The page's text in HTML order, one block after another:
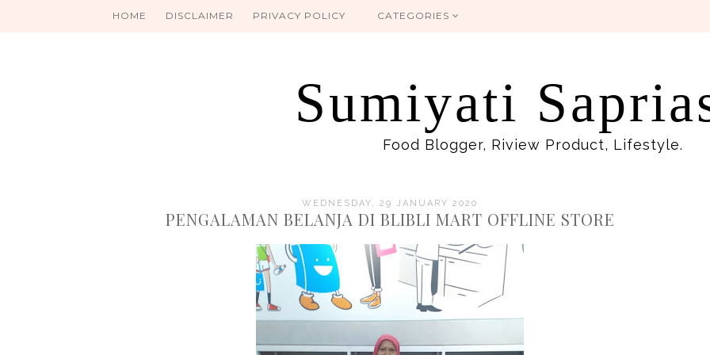
HOME DISCLAIMER PRIVACY POLICY CATEGORIES
Sumiyati
Food Blogger, Riview Product, Lifestyle.
WEDNESDAY, 29 JANUARY 2020
PENGALAMAN BELANJA DI BLIBLI MART OFFLINE STORE